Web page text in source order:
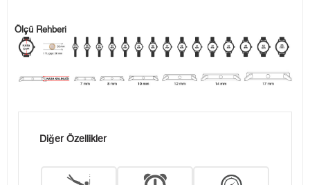
Ölçü Rehberi
Diğer Özellikler